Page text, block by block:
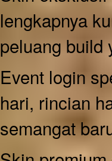
lengkapnya
peluang build
Event login
hari, rincian
semangat